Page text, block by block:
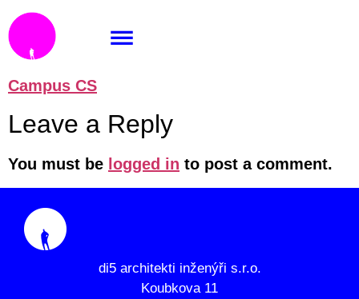
Campus CS
Campus CS
Leave a Reply
You must be logged in to post a comment.
di5 architekti inženýři s.r.o.
Koubkova 11